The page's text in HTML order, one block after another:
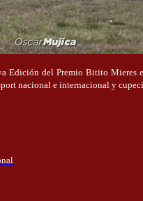
Edición del Premio Bitito Mieres
nacional e internacional y